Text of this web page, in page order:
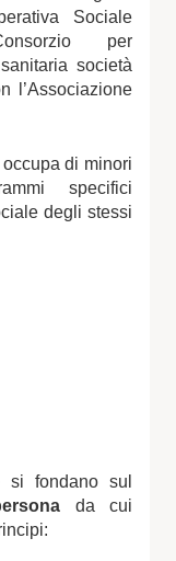
Sociale
per
società
l’Associazione
di minori
specifici
degli stessi
si fondano sul
da cui